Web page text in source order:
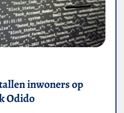
inwoners op
Odido